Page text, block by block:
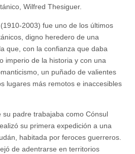
Wilfred Thesiguer.
2003) fue uno de los últimos
digno heredero de una
que, con la confianza que daba
imperio de la historia y con una
un puñado de valientes
lugares más remotos e inaccesibles
su padre trabajaba como Cónsul
su primera expedición a una
habitada por feroces guerreros.
de adentrarse en territorios